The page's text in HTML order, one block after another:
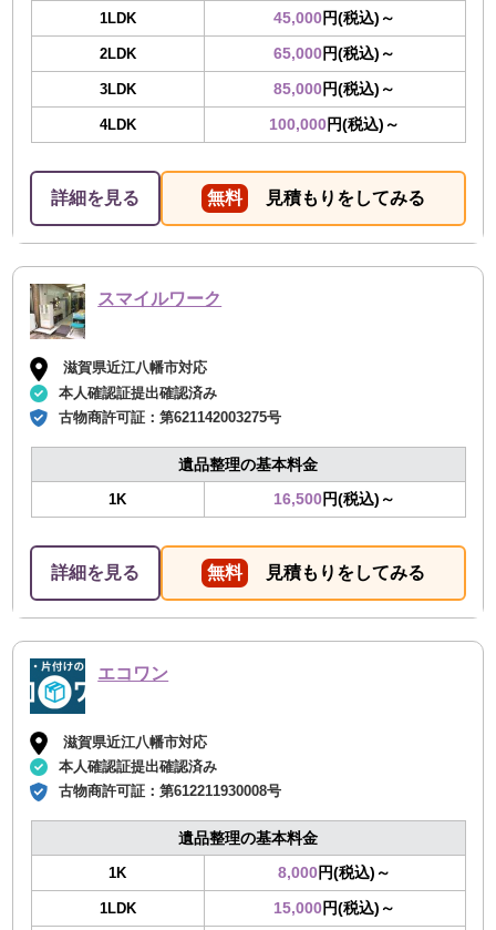
1LDK 45,000円(税込)～
2LDK 65,000円(税込)～
3LDK 85,000円(税込)～
4LDK 100,000円(税込)～
詳細を見る 無料 見積もりをしてみる
スマイルワーク
滋賀県近江八幡市対応
本人確認証提出確認済み
古物商許可証：第621142003275号
遺品整理の基本料金
1K 16,500円(税込)～
詳細を見る 無料 見積もりをしてみる
エコワン
滋賀県近江八幡市対応
本人確認証提出確認済み
古物商許可証：第612211930008号
遺品整理の基本料金
1K 8,000円(税込)～
1LDK 15,000円(税込)～